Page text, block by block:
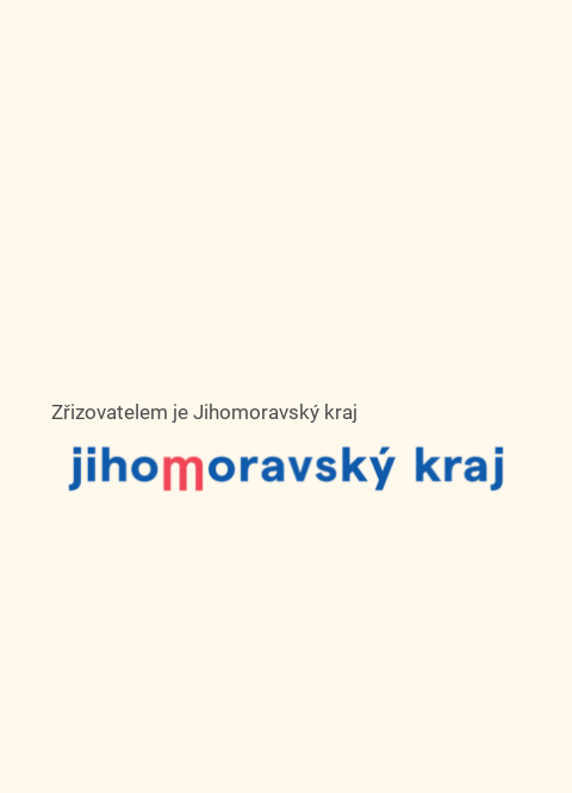
Zřizovatelem je Jihomoravský kraj